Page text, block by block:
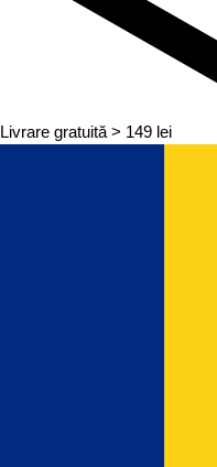
Livrare gratuită > 149 lei